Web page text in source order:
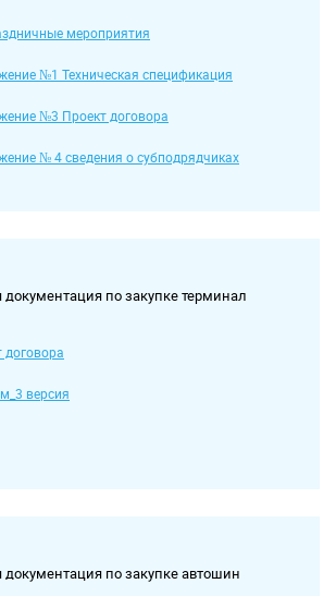
мероприятия
№1 Техническая спецификация
№3 Проект договора
№ 4 сведения о субподрядчиках
документация по закупке терминал
договора
версия
документация по закупке автошин